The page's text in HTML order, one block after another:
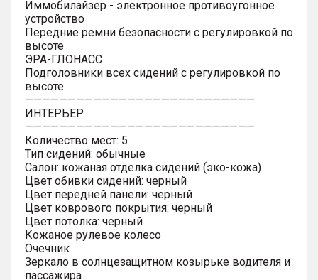
Иммобилайзер - электронное противоугонное
устройство
Передние ремни безопасности с регулировкой по
высоте
ЭРА-ГЛОНАСС
Подголовники всех сидений с регулировкой по
высоте
———————————————————————————
ИНТЕРЬЕР
———————————————————————————
Количество мест: 5
Тип сидений: обычные
Салон: кожаная отделка сидений (эко-кожа)
Цвет обивки сидений: черный
Цвет передней панели: черный
Цвет коврового покрытия: черный
Цвет потолка: черный
Кожаное рулевое колесо
Очечник
Зеркало в солнцезащитном козырьке водителя и
пассажира